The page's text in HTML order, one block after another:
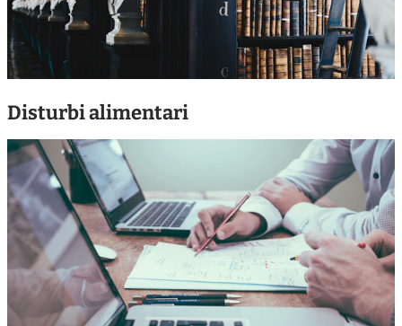
Disturbi alimentari